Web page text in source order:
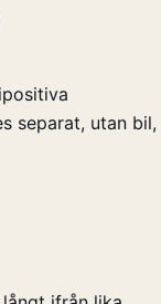
separat, utan bil,